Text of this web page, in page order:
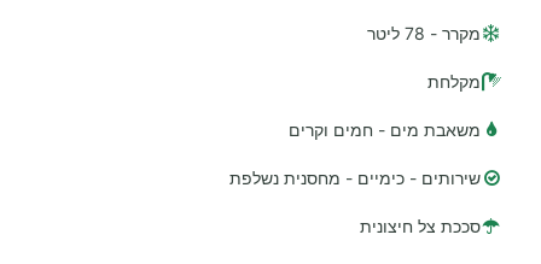
מקרר - 78 ליטר
מקלחת
משאבת מים - חמים וקרים
שירותים - כימיים - מחסנית נשלפת
סככת צל חיצונית